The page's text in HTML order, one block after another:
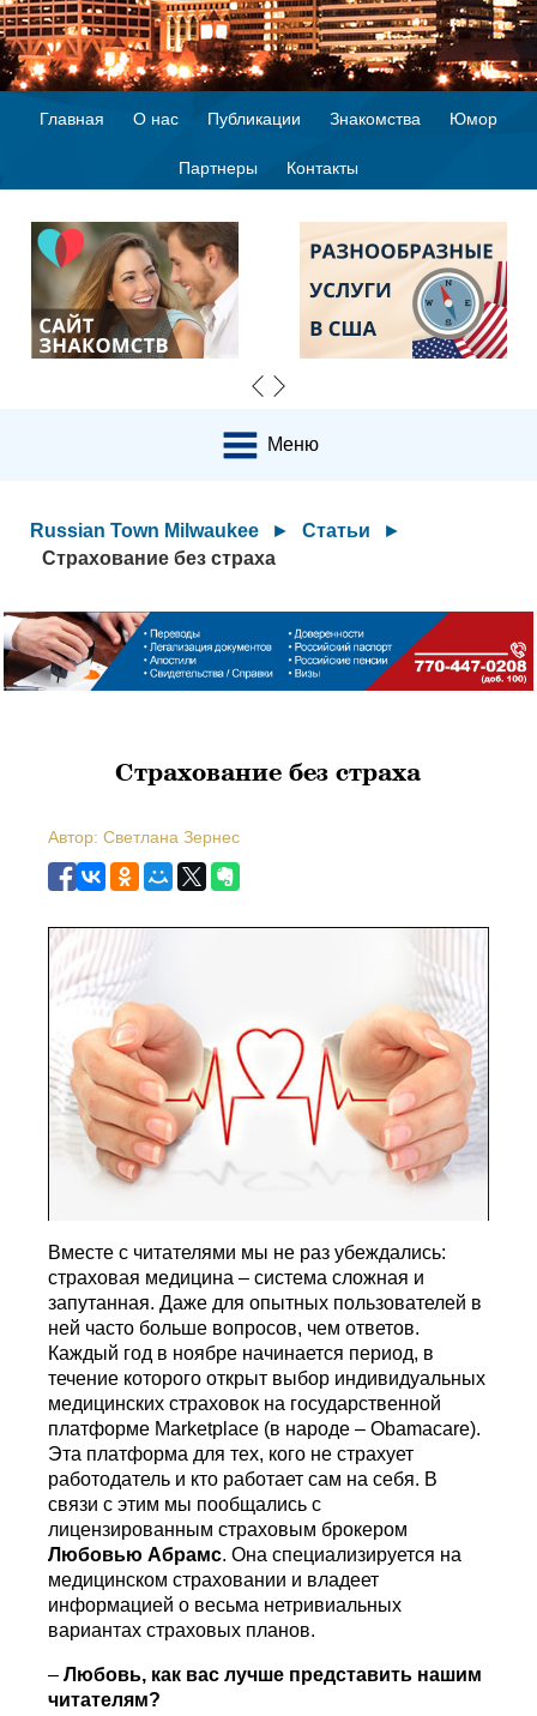
Главная О нас Публикации Знакомства Юмор
Партнеры Контакты
Меню
Russian Town Milwaukee ► Статьи
►
Страхование без страха
Страхование без страха
Автор: Светлана Зернес
Вместе с читателями мы не раз убеждались:
страховая медицина – система сложная и
запутанная. Даже для опытных пользователей в
ней часто больше вопросов, чем ответов.
Каждый год в ноябре начинается период, в
течение которого открыт выбор индивидуальных
медицинских страховок на государственной
платформе Marketplace (в народе – Obamacare).
Эта платформа для тех, кого не страхует
работодатель и кто работает сам на себя. В
связи с этим мы пообщались с
лицензированным страховым брокером
Любовью Абрамс. Она специализируется на
медицинском страховании и владеет
информацией о весьма нетривиальных
вариантах страховых планов.
–Любовь, как вас лучше представить нашим
читателям?